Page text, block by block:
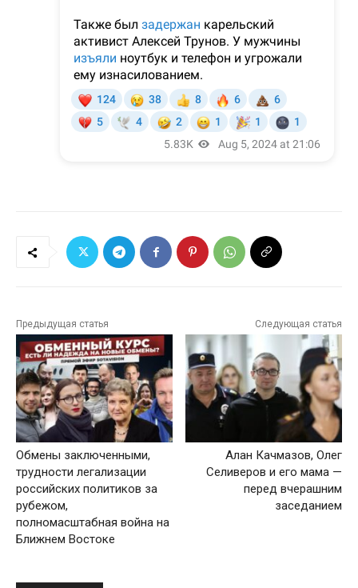
Предыдущая статья
Обмены заключенными,
трудности легализации
российских политиков за
рубежом,
полномасштабная война на
Ближнем Востоке
Следующая статья
Алан Качмазов, Олег
Селиверов и его мама —
перед вчерашним
заседанием